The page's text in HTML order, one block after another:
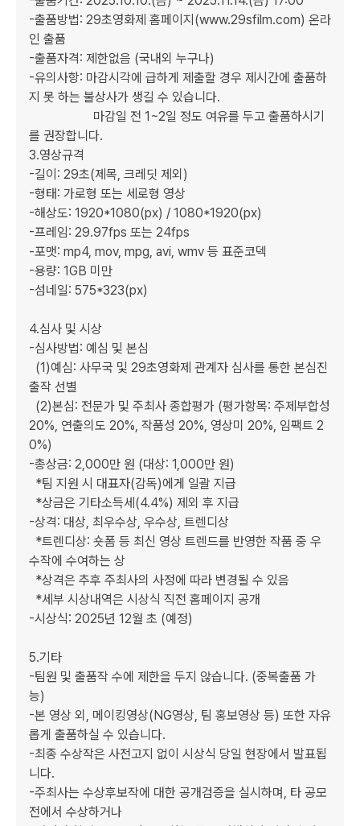
-출품방법: 29초영화제 홈페이지(www.29sfilm.com) 온라
인 출품
-출품자격: 제한없음 (국내외 누구나)
-유의사항: 마감시각에 급하게 제출할 경우 제시간에 출품하
지 못 하는 불상사가 생길 수 있습니다.
를 권장합니다.
3.영상규격
-길이: 29초(제목, 크레딧 제외)
-형태: 가로형 또는 세로형 영상
-해상도: 1920*1080(px) / 1080*1920(px)
-프레임: 29.97fps 또는 24fps
-포맷: mp4, mov, mpg, avi, wmv 등 표준코덱
-용량: 1GB 미만
-섬네일: 575*323(px)
4.심사 및 시상
-심사방법: 예심 및 본심
출작 선별
20%, 연출의도 20%, 작품성 20%, 영상미 20%, 임팩트 2
0%)
-총상금: 2,000만 원 (대상: 1,000만 원)
-상격: 대상, 최우수상, 우수상, 트렌디상
수작에 수여하는 상
-시상식: 2025년 12월 초 (예정)
5.기타
-팀원 및 출품작 수에 제한을 두지 않습니다. (중복출품 가
능)
-본 영상 외, 메이킹영상(NG영상, 팀 홍보영상 등) 또한 자유
롭게 출품하실 수 있습니다.
-최종 수상작은 사전고지 없이 시상식 당일 현장에서 발표됩
니다.
-주최사는 수상후보작에 대한 공개검증을 실시하며, 타 공모
전에서 수상하거나